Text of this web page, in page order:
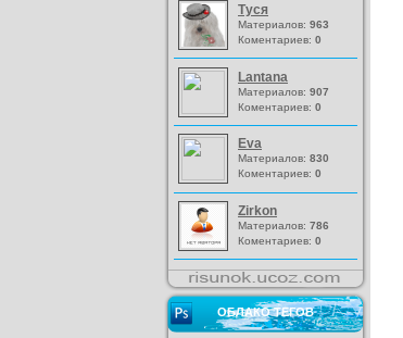
Туся
Материалов: 963
Коментариев: 0
Lantana
Материалов: 907
Коментариев: 0
Eva
Материалов: 830
Коментариев: 0
Zirkon
Материалов: 786
Коментариев: 0
ОБЛАКО ТЕГОВ